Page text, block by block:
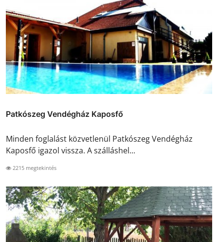
Patkószeg Vendégház Kaposfő
Minden foglalást közvetlenül Patkószeg Vendégház
Kaposfő igazol vissza. A szálláshel...
2215 megtekintés